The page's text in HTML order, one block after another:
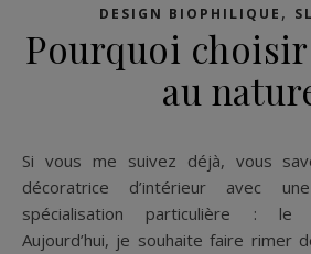
DESIGN BIOPHILIQUE ,
Pourquoi
au
Si vous me suivez déjà, vous savez que je suis une
décoratrice d’intérieur avec
spécialisation particulière : le
Aujourd’hui, je souhaite faire rimer